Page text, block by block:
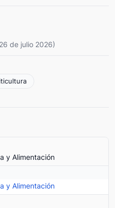
de julio 2026)
y Alimentación
y Alimentación